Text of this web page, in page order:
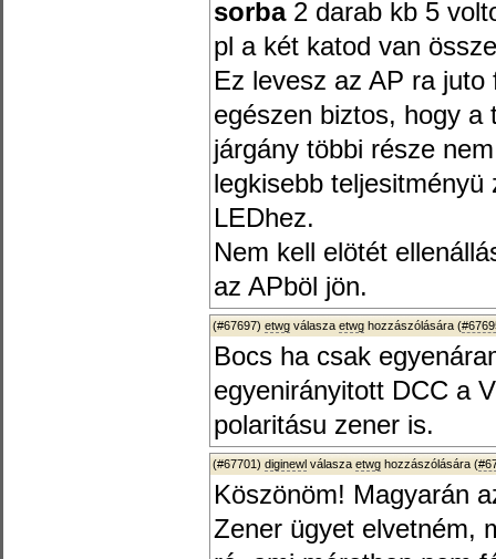
sorba 2 darab kb 5
pl a két katod van
Ez levesz az AP ra
egészen biztos, hogy a
járgány többi része
legkisebb
LEDhez.
Nem kell elötét
az APböl jön.
(#67697) etwg válasza etwg hozzászólására (
Bocs ha csak
egyenirányitott DCC a
polaritásu zener is.
(#67701) diginewl válasza etwg hozzászólására (
Köszönöm! Magyarán
Zener ügyet elvetném,